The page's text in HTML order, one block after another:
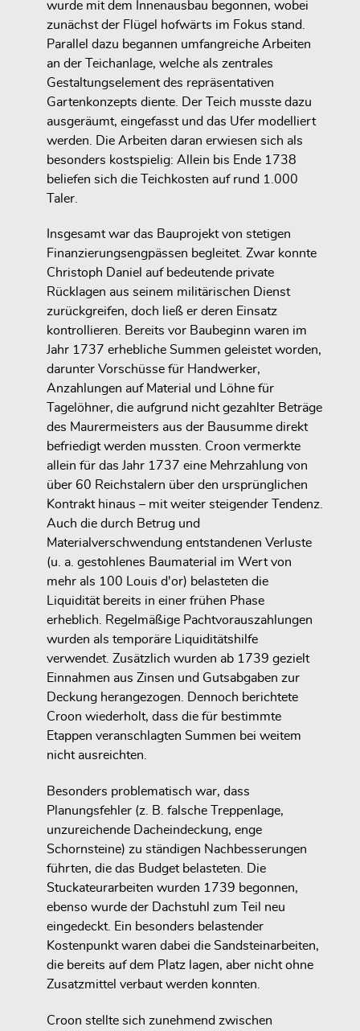
wurde mit dem Innenausbau begonnen, wobei
zunächst der Flügel hofwärts im Fokus stand.
Parallel dazu begannen umfangreiche Arbeiten
an der Teichanlage, welche als zentrales
Gestaltungselement des repräsentativen
Gartenkonzepts diente. Der Teich musste dazu
ausgeräumt, eingefasst und das Ufer modelliert
werden. Die Arbeiten daran erwiesen sich als
besonders kostspielig: Allein bis Ende 1738
beliefen sich die Teichkosten auf rund 1.000
Taler.
Insgesamt war das Bauprojekt von stetigen
Finanzierungsengpässen begleitet. Zwar konnte
Christoph Daniel auf bedeutende private
Rücklagen aus seinem militärischen Dienst
zurückgreifen, doch ließ er deren Einsatz
kontrollieren. Bereits vor Baubeginn waren im
Jahr 1737 erhebliche Summen geleistet worden,
darunter Vorschüsse für Handwerker,
Anzahlungen auf Material und Löhne für
Tagelöhner, die aufgrund nicht gezahlter Beträge
des Maurermeisters aus der Bausumme direkt
befriedigt werden mussten. Croon vermerkte
allein für das Jahr 1737 eine Mehrzahlung von
über 60 Reichstalern über den ursprünglichen
Kontrakt hinaus – mit weiter steigender Tendenz.
Auch die durch Betrug und
Materialverschwendung entstandenen Verluste
(u. a. gestohlenes Baumaterial im Wert von
mehr als 100 Louis d'or) belasteten die
Liquidität bereits in einer frühen Phase
erheblich. Regelmäßige Pachtvorauszahlungen
wurden als temporäre Liquiditätshilfe
verwendet. Zusätzlich wurden ab 1739 gezielt
Einnahmen aus Zinsen und Gutsabgaben zur
Deckung herangezogen. Dennoch berichtete
Croon wiederholt, dass die für bestimmte
Etappen veranschlagten Summen bei weitem
nicht ausreichten.
Besonders problematisch war, dass
Planungsfehler (z. B. falsche Treppenlage,
unzureichende Dacheindeckung, enge
Schornsteine) zu ständigen Nachbesserungen
führten, die das Budget belasteten. Die
Stuckateurarbeiten wurden 1739 begonnen,
ebenso wurde der Dachstuhl zum Teil neu
eingedeckt. Ein besonders belastender
Kostenpunkt waren dabei die Sandsteinarbeiten,
die bereits auf dem Platz lagen, aber nicht ohne
Zusatzmittel verbaut werden konnten.
Croon stellte sich zunehmend zwischen